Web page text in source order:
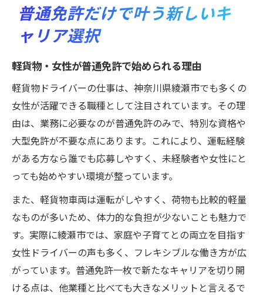
普通免許だけで叶う新しいキ
ャリア選択
軽貨物・女性が普通免許で始められる理由
軽貨物ドライバーの仕事は、神奈川県綾瀬市でも多くの
女性が活躍できる職種として注目されています。その理
由は、業務に必要なのが普通免許のみで、特別な資格や
大型免許が不要な点にあります。これにより、運転経験
がある方なら誰でも応募しやすく、未経験者や女性にと
っても始めやすい環境が整っています。
また、軽貨物車両は運転がしやすく、荷物も比較的軽量
なものが多いため、体力的な負担が少ないことも魅力で
す。実際に綾瀬市では、家庭や子育てとの両立を目指す
女性ドライバーの声も多く、フレキシブルな働き方が広
がっています。普通免許一枚で新たなキャリアを切り開
ける点は、他業種と比べても大きなメリットと言えるで